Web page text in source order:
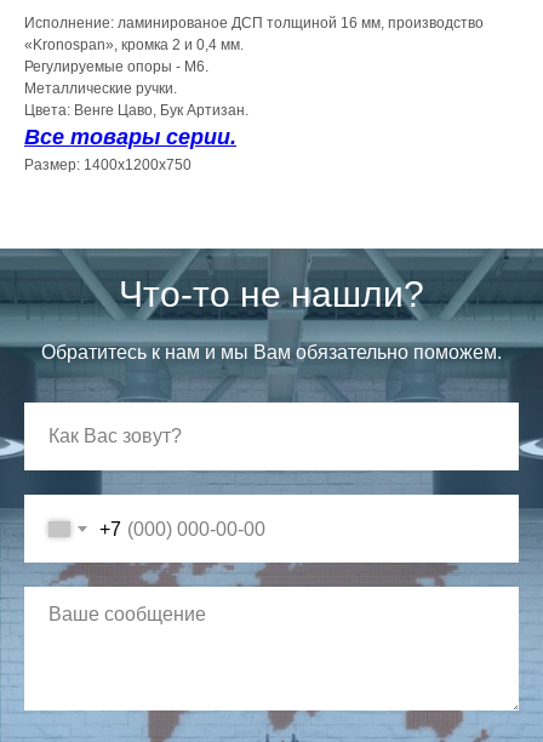
Исполнение: ламинированое ДСП толщиной 16 мм, производство
«Kronospan», кромка 2 и 0,4 мм.
Регулируемые опоры - М6.
Металлические ручки.
Цвета: Венге Цаво, Бук Артизан.
Все товары серии.
Размер: 1400х1200х750
Что-то не нашли?
Обратитесь к нам и мы Вам обязательно поможем.
+7